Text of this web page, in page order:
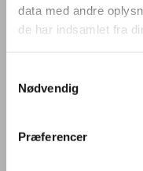
data med andre
de har indsamlet fra
Nødvendig
Præferencer
OM UDDANNELSEN